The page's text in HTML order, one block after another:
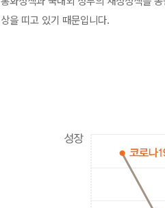
상을 띠고 있기 때문입니다.